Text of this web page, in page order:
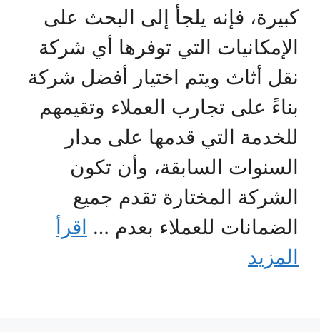
كبيرة، فإنه يلجأ إلى البحث على
الإمكانيات التي توفرها أي شركة
نقل أثاث ويتم اختيار أفضل شركة
بناءً على تجارب العملاء وتقيمهم
للخدمة التي قدمها على مدار
السنوات السابقة، وأن تكون
الشركة المختارة تقدم جميع
الضمانات للعملاء بعدم … اقرأ
المزيد